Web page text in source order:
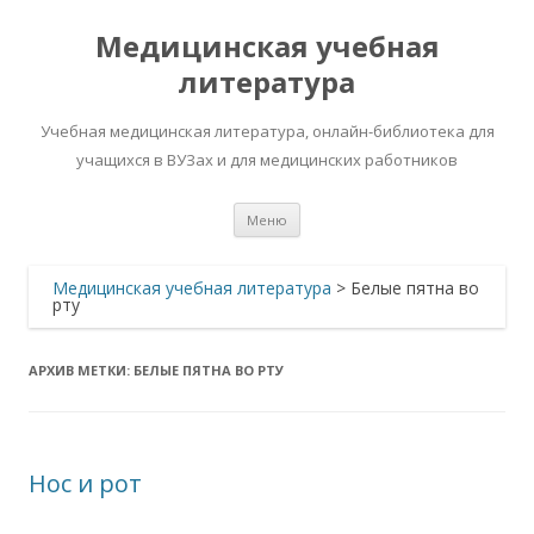
Медицинская учебная
литература
Учебная медицинская литература, онлайн-библиотека для
учащихся в ВУЗах и для медицинских работников
Меню
Медицинская учебная литература > Белые пятна во
рту
АРХИВ МЕТКИ: БЕЛЫЕ ПЯТНА ВО РТУ
Нос и рот